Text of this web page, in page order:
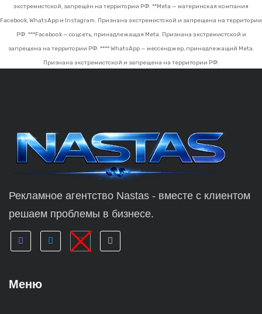
экстремистской, запрещён на территории РФ. **Meta — материнская компания
Facebook, WhatsApp и Instagram. Признана экстремистской и запрещена на территории
РФ. ***Facebook — соцсеть, принадлежащая Meta. Признана экстремистской и
запрещена на территории РФ. **** WhatsApp — мессенджер, принадлежащий Meta.
Признана экстремистской и запрещена на территории РФ.
Рекламное агентство Nastas - вместе с клиентом
решаем проблемы в бизнесе.
Меню